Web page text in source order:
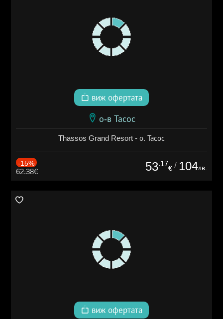
виж офертата
о-в Тасос
Thassos Grand Resort - о. Тасос
-15%
62.38€ 53.17
€ / 104лв.
виж офертата